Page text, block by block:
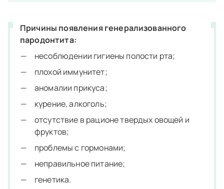
Причины появления генерализованного
пародонтита:
несоблюдении гигиены полости рта;
плохой иммунитет;
аномалии прикуса;
курение, алкоголь;
отсутствие в рационе твердых овощей и
фруктов;
проблемы с гормонами;
неправильное питание;
генетика.